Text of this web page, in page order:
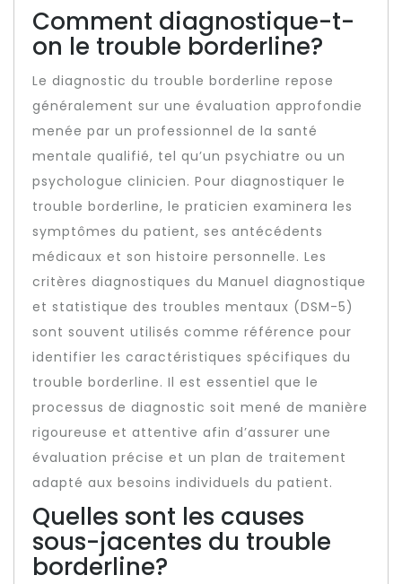
Comment diagnostique-t-
on le trouble borderline?
Le diagnostic du trouble borderline repose
généralement sur une évaluation approfondie
menée par un professionnel de la santé
mentale qualifié, tel qu’un psychiatre ou un
psychologue clinicien. Pour diagnostiquer le
trouble borderline, le praticien examinera les
symptômes du patient, ses antécédents
médicaux et son histoire personnelle. Les
critères diagnostiques du Manuel diagnostique
et statistique des troubles mentaux (DSM-5)
sont souvent utilisés comme référence pour
identifier les caractéristiques spécifiques du
trouble borderline. Il est essentiel que le
processus de diagnostic soit mené de manière
rigoureuse et attentive afin d’assurer une
évaluation précise et un plan de traitement
adapté aux besoins individuels du patient.
Quelles sont les causes
sous-jacentes du trouble
borderline?